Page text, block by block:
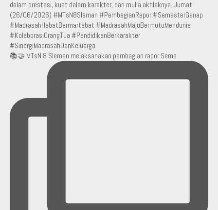
📚🤝 MTsN 8 Sleman melaksanakan pembagian rapor Seme